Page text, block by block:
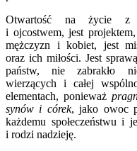
Otwartość na życie z
i ojcostwem, jest
mężczyzn i kobiet, jest
oraz ich miłości. Jest
państw, nie zabrakło
wierzących i całej
elementach, ponieważ
synów i córek, jako owoc
każdemu społeczeństwu i
i rodzi nadzieję.